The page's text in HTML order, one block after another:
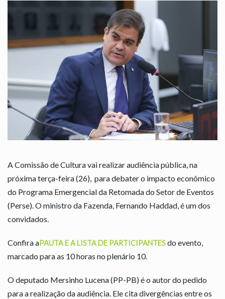
A Comissão de Cultura vai realizar audiência pública, na
próxima terça-feira (26), para debater o impacto econômico
do Programa Emergencial da Retomada do Setor de Eventos
(Perse). O ministro da Fazenda, Fernando Haddad, é um dos
convidados.
Confira aPAUTA E A LISTA DE PARTICIPANTESdo evento,
marcado para as 10 horas no plenário 10.
O deputado Mersinho Lucena (PP-PB) é o autor do pedido
para a realização da audiência. Ele cita divergências entre os